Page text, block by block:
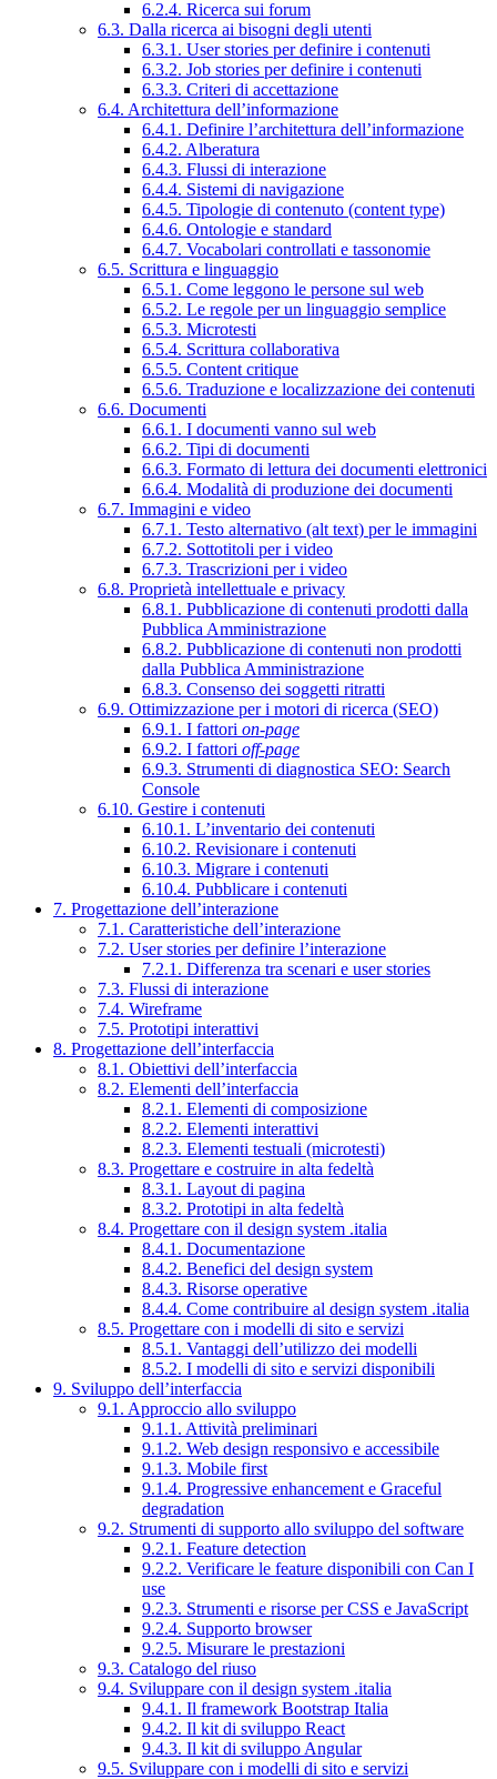
6.2.4. Ricerca sui forum
6.3. Dalla ricerca ai bisogni degli utenti
6.3.1. User stories per definire i contenuti
6.3.2. Job stories per definire i contenuti
6.3.3. Criteri di accettazione
6.4. Architettura dell’informazione
6.4.1. Definire l’architettura dell’informazione
6.4.2. Alberatura
6.4.3. Flussi di interazione
6.4.4. Sistemi di navigazione
6.4.5. Tipologie di contenuto (content type)
6.4.6. Ontologie e standard
6.4.7. Vocabolari controllati e tassonomie
6.5. Scrittura e linguaggio
6.5.1. Come leggono le persone sul web
6.5.2. Le regole per un linguaggio semplice
6.5.3. Microtesti
6.5.4. Scrittura collaborativa
6.5.5. Content critique
6.5.6. Traduzione e localizzazione dei contenuti
6.6. Documenti
6.6.1. I documenti vanno sul web
6.6.2. Tipi di documenti
6.6.3. Formato di lettura dei documenti elettronici
6.6.4. Modalità di produzione dei documenti
6.7. Immagini e video
6.7.1. Testo alternativo (alt text) per le immagini
6.7.2. Sottotitoli per i video
6.7.3. Trascrizioni per i video
6.8. Proprietà intellettuale e privacy
6.8.1. Pubblicazione di contenuti prodotti dalla
Pubblica Amministrazione
6.8.2. Pubblicazione di contenuti non prodotti
dalla Pubblica Amministrazione
6.8.3. Consenso dei soggetti ritratti
6.9. Ottimizzazione per i motori di ricerca (SEO)
6.9.1. I fattori on-page
6.9.2. I fattori off-page
6.9.3. Strumenti di diagnostica SEO: Search
Console
6.10. Gestire i contenuti
6.10.1. L’inventario dei contenuti
6.10.2. Revisionare i contenuti
6.10.3. Migrare i contenuti
6.10.4. Pubblicare i contenuti
7. Progettazione dell’interazione
7.1. Caratteristiche dell’interazione
7.2. User stories per definire l’interazione
7.2.1. Differenza tra scenari e user stories
7.3. Flussi di interazione
7.4. Wireframe
7.5. Prototipi interattivi
8. Progettazione dell’interfaccia
8.1. Obiettivi dell’interfaccia
8.2. Elementi dell’interfaccia
8.2.1. Elementi di composizione
8.2.2. Elementi interattivi
8.2.3. Elementi testuali (microtesti)
8.3. Progettare e costruire in alta fedeltà
8.3.1. Layout di pagina
8.3.2. Prototipi in alta fedeltà
8.4. Progettare con il design system .italia
8.4.1. Documentazione
8.4.2. Benefici del design system
8.4.3. Risorse operative
8.4.4. Come contribuire al design system .italia
8.5. Progettare con i modelli di sito e servizi
8.5.1. Vantaggi dell’utilizzo dei modelli
8.5.2. I modelli di sito e servizi disponibili
9. Sviluppo dell’interfaccia
9.1. Approccio allo sviluppo
9.1.1. Attività preliminari
9.1.2. Web design responsivo e accessibile
9.1.3. Mobile first
9.1.4. Progressive enhancement e Graceful
degradation
9.2. Strumenti di supporto allo sviluppo del software
9.2.1. Feature detection
9.2.2. Verificare le feature disponibili con Can I
use
9.2.3. Strumenti e risorse per CSS e JavaScript
9.2.4. Supporto browser
9.2.5. Misurare le prestazioni
9.3. Catalogo del riuso
9.4. Sviluppare con il design system .italia
9.4.1. Il framework Bootstrap Italia
9.4.2. Il kit di sviluppo React
9.4.3. Il kit di sviluppo Angular
9.5. Sviluppare con i modelli di sito e servizi